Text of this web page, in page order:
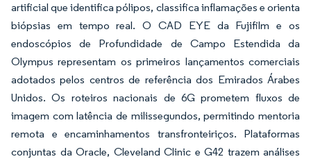
artificial que identifica pólipos, classifica inflamações e orienta
biópsias em tempo real. O CAD EYE da Fujifilm e os
endoscópios de Profundidade de Campo Estendida da
Olympus representam os primeiros lançamentos comerciais
adotados pelos centros de referência dos Emirados Árabes
Unidos. Os roteiros nacionais de 6G prometem fluxos de
imagem com latência de milissegundos, permitindo mentoria
remota e encaminhamentos transfronteiriços. Plataformas
conjuntas da Oracle, Cleveland Clinic e G42 trazem análises